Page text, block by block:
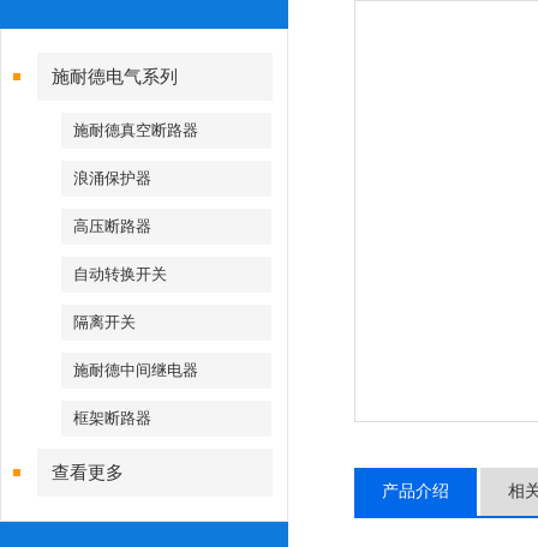
施耐德电气系列
施耐德真空断路器
浪涌保护器
高压断路器
自动转换开关
隔离开关
施耐德中间继电器
框架断路器
查看更多
产品介绍 相